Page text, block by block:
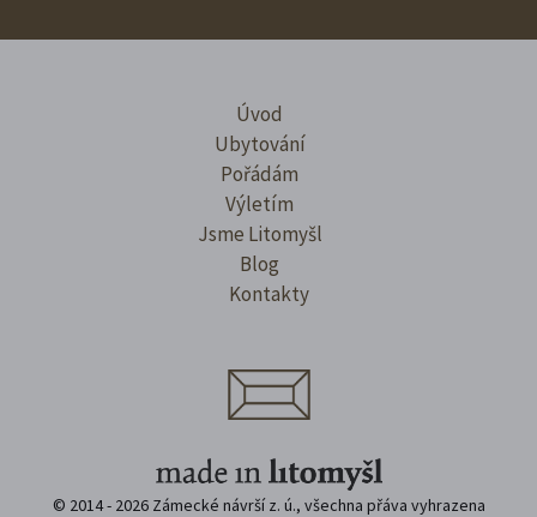
Úvod
Ubytování
Pořádám
Výletím
Jsme Litomyšl
Blog
Kontakty
© 2014 - 2026 Zámecké návrší z. ú., všechna přáva vyhrazena